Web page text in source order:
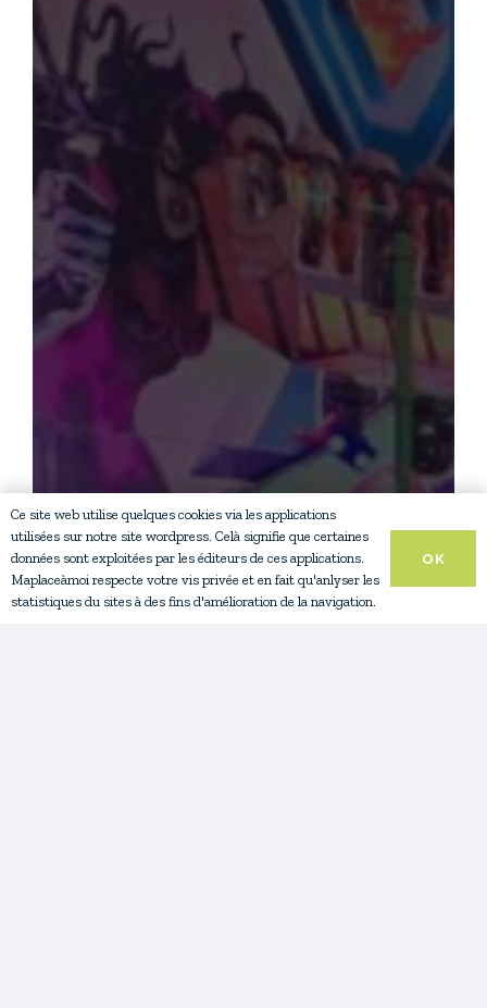
Ce site web utilise quelques cookies via les applications
utilisées sur notre site wordpress. Celà signifie que certaines
données sont exploitées par les éditeurs de ces applications.
Maplaceàmoi respecte votre vis privée et en fait qu'anlyser les
statistiques du sites à des fins d'amélioration de la navigation.
OK